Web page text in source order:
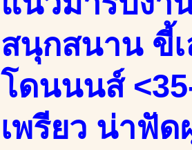
สนุกสนาน ขี้
โดนนนส์
เพรียว น่าฟัด